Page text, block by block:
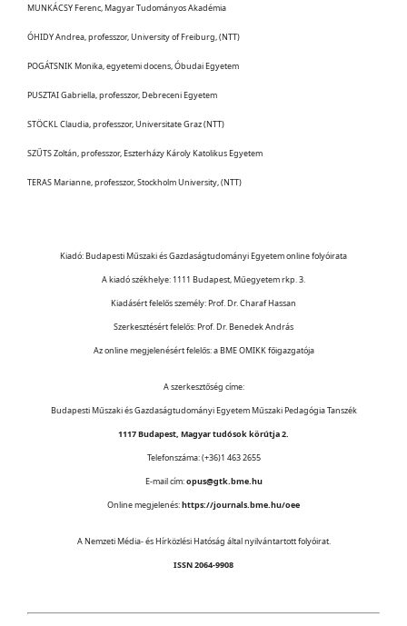
MUNKÁCSY Ferenc, Magyar Tudományos Akadémia
ÓHIDY Andrea, professzor, University of Freiburg, (NTT)
POGÁTSNIK Monika, egyetemi docens, Óbudai Egyetem
PUSZTAI Gabriella, professzor, Debreceni Egyetem
STÖCKL Claudia, professzor, Universitate Graz (NTT)
SZŰTS Zoltán, professzor, Eszterházy Károly Katolikus Egyetem
TERAS Marianne, professzor, Stockholm University, (NTT)
Kiadó: Budapesti Műszaki és Gazdaságtudományi Egyetem online folyóirata
A kiadó székhelye: 1111 Budapest, Műegyetem rkp. 3.
Kiadásért felelős személy: Prof. Dr. Charaf Hassan
Szerkesztésért felelős: Prof. Dr. Benedek András
Az online megjelenésért felelős: a BME OMIKK főigazgatója
A szerkesztőség címe:
Budapesti Műszaki és Gazdaságtudományi Egyetem Műszaki Pedagógia Tanszék
1117 Budapest, Magyar tudósok körútja 2.
Telefonszáma: (+36)1 463 2655
E-mail cím:opus@gtk.bme.hu
Online megjelenés:https://journals.bme.hu/oee
A Nemzeti Média- és Hírközlési Hatóság által nyilvántartott folyóirat.
ISSN 2064-9908